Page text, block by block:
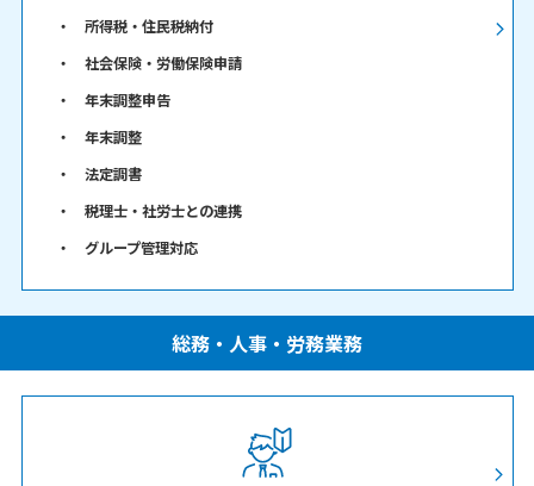
所得税・住民税納付
社会保険・労働保険申請
年末調整申告
年末調整
法定調書
税理士・社労士との連携
グループ管理対応
総務・人事・労務業務